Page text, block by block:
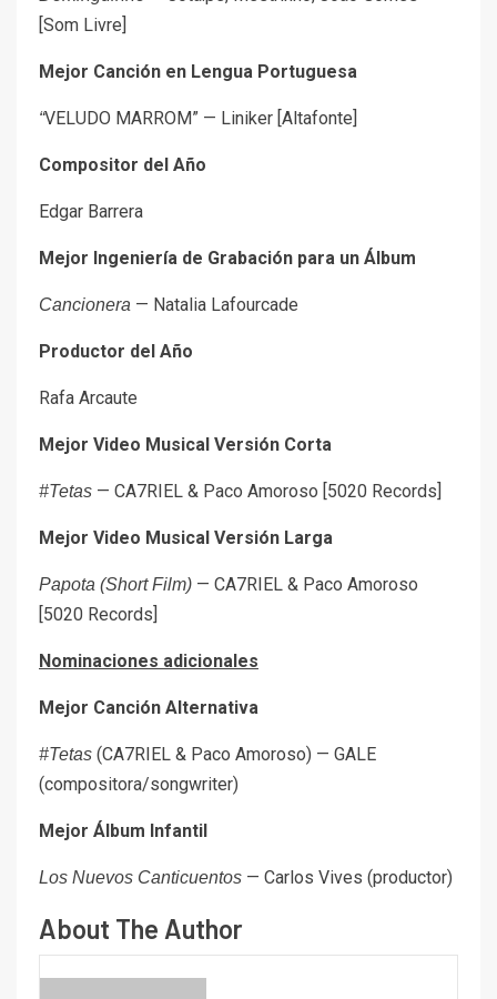
[Som Livre]
Mejor Canción en Lengua Portuguesa
“VELUDO MARROM” — Liniker [Altafonte]
Compositor del Año
Edgar Barrera
Mejor Ingeniería de Grabación para un Álbum
Cancionera — Natalia Lafourcade
Productor del Año
Rafa Arcaute
Mejor Video Musical Versión Corta
#Tetas — CA7RIEL & Paco Amoroso [5020 Records]
Mejor Video Musical Versión Larga
Papota (Short Film) — CA7RIEL & Paco Amoroso
[5020 Records]
Nominaciones adicionales
Mejor Canción Alternativa
#Tetas (CA7RIEL & Paco Amoroso) — GALE
(compositora/songwriter)
Mejor Álbum Infantil
Los Nuevos Canticuentos — Carlos Vives (productor)
About The Author